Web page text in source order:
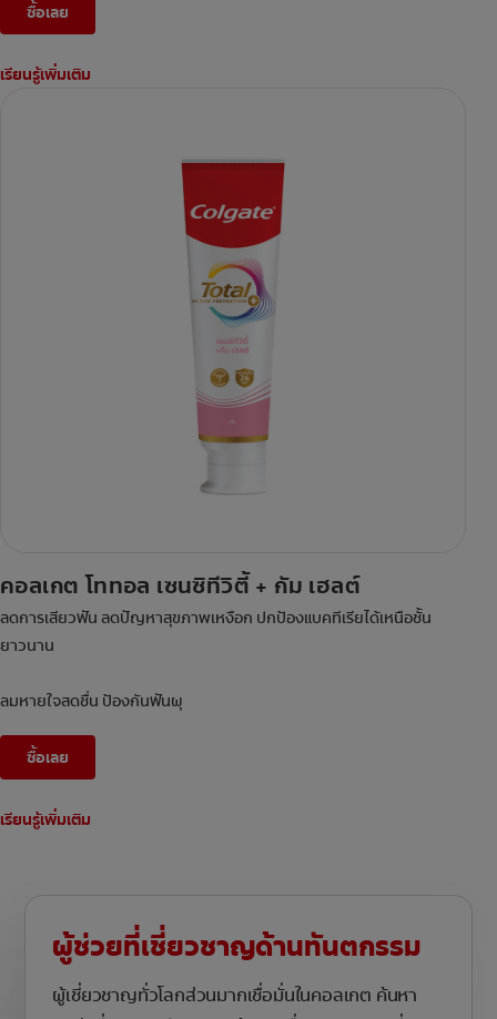
ซื้อเลย
เรียนรู้เพิ่มเติม
คอลเกต โททอล เซนซิทีวิตี้ + กัม เฮลต์
ลดการเสียวฟัน ลดปัญหาสุขภาพเหงือก ปกป้องแบคทีเรียได้เหนือชั้น
ยาวนาน
ลมหายใจสดชื่น ป้องกันฟันผุ
ซื้อเลย
เรียนรู้เพิ่มเติม
ผู้ช่วยที่เชี่ยวชาญด้านทันตกรรม
ผู้เชี่ยวชาญทั่วโลกส่วนมากเชื่อมั่นในคอลเกต ค้นหา